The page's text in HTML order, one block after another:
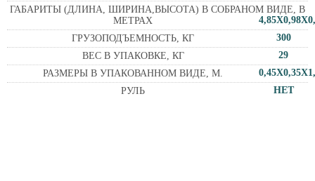
ГАБАРИТЫ (ДЛИНА, ШИРИНА,ВЫСОТА) В СОБРАНОМ ВИДЕ, В
МЕТРАХ
ГРУЗОПОДЪЕМНОСТЬ, КГ
300
ВЕС В УПАКОВКЕ, КГ
29
РАЗМЕРЫ В УПАКОВАННОМ ВИДЕ, М.
РУЛЬ
НЕТ